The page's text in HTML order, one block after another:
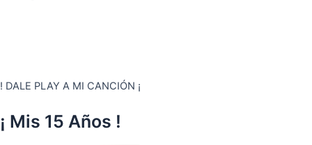
! DALE PLAY A MI CANCIÓN ¡
¡ Mis 15 Años !